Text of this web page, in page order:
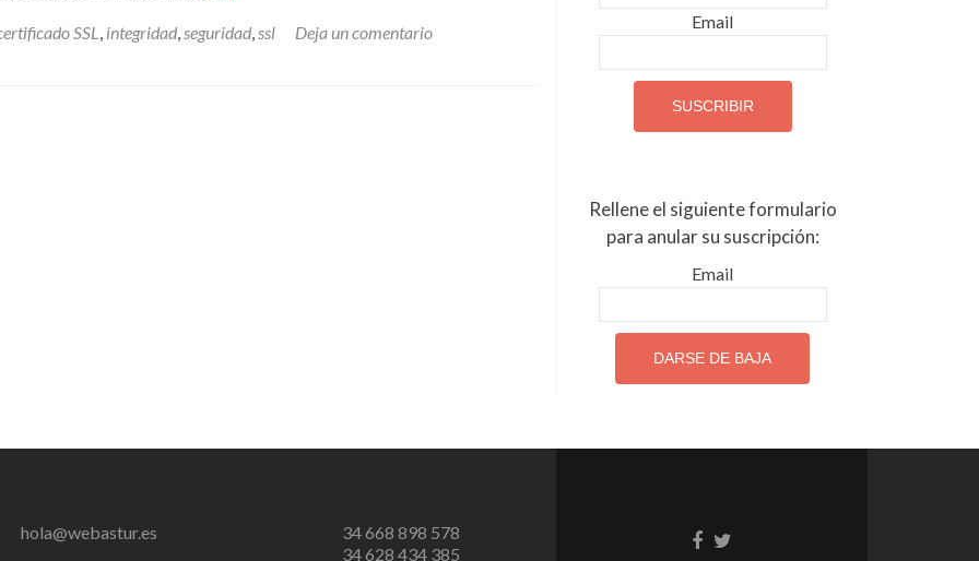
about
SSL, integridad,seguridad,ssl Deja un comentario
Email
Rellene el siguiente formulario
para anular su suscripción:
Email
hola@webastur.es
34 668 898 578
34 628 434 385
Go Go